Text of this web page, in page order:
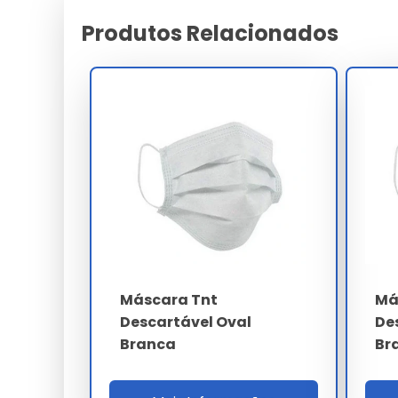
Garantia estendida para garantir tranquilidade ao
Desenvolvido com foco total na sustentabilidade
Alta adaptabilidade a diferentes exigências e
Máxima proteção contra agentes externos e
Facilidade de instalação e integração em
Preço e Orçamento
volume da sua necessidade. Trabalhamos com
em cada projeto.
Onde Comprar Máscara
Produtos Relacionados
Máscara Tnt
Descartável Oval
Branca